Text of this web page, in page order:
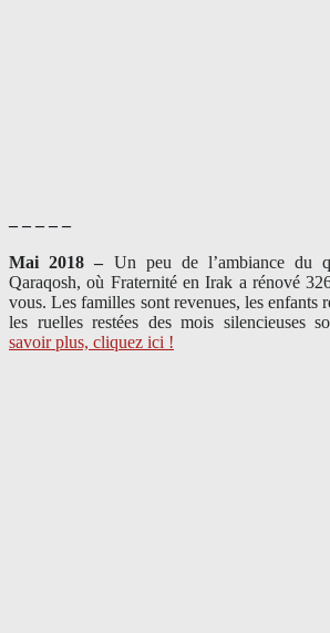
– – – – –
Mai 2018 – Un peu de l’ambiance du
Qaraqosh, où Fraternité en Irak a rénové
vous. Les familles sont revenues, les enfants
les ruelles restées des mois silencieuses
savoir plus, cliquez ici !